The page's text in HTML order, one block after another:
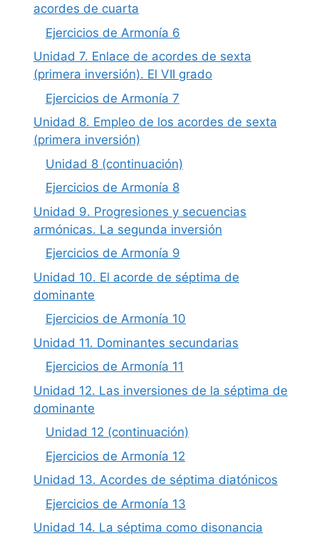
acordes de cuarta
Ejercicios de Armonía 6
Unidad 7. Enlace de acordes de sexta
(primera inversión). El VII grado
Ejercicios de Armonía 7
Unidad 8. Empleo de los acordes de sexta
(primera inversión)
Unidad 8 (continuación)
Ejercicios de Armonía 8
Unidad 9. Progresiones y secuencias
armónicas. La segunda inversión
Ejercicios de Armonía 9
Unidad 10. El acorde de séptima de
dominante
Ejercicios de Armonía 10
Unidad 11. Dominantes secundarias
Ejercicios de Armonía 11
Unidad 12. Las inversiones de la séptima de
dominante
Unidad 12 (continuación)
Ejercicios de Armonía 12
Unidad 13. Acordes de séptima diatónicos
Ejercicios de Armonía 13
Unidad 14. La séptima como disonancia